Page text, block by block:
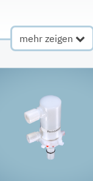
Hochrein
HDPE
PVDF
PCTFE
mehr zeigen